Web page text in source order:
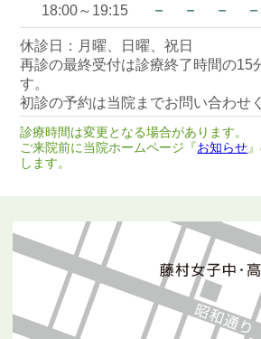
休診日：月曜、日曜、祝日
再診の最終受付は診療終了時間の15
す。
初診の予約は当院までお問い合わせ
18:00～19:15 － － － －
診療時間は変更となる場合があります。
ご来院前に当院ホームページ『お知らせ
します。